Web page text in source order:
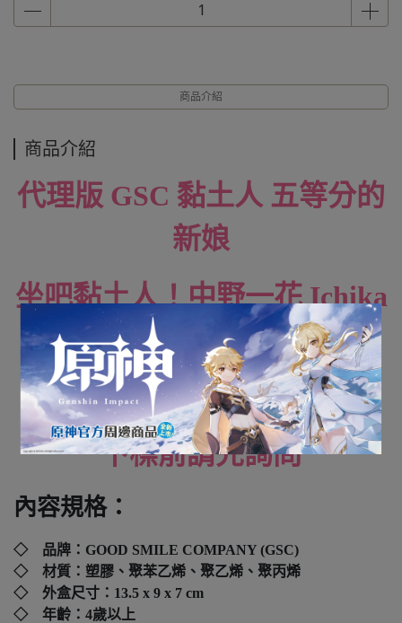
商品介紹
商品介紹
代理版 GSC 黏土人 五等分的
新娘
坐吧黏土人！中野一花 Ichika
Nakano
全新未拆封
下標前請先詢問
內容規格：
◇ 品牌：GOOD SMILE COMPANY (GSC)
◇ 材質：塑膠、聚苯乙烯、聚乙烯、聚丙烯
◇ 外盒尺寸：13.5 x 9 x 7 cm
◇ 年齡：4歲以上